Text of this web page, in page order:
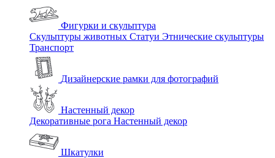
Фигурки и скульптура
Скульптуры животных Статуи Этнические скульптуры
Транспорт
Дизайнерские рамки для фотографий
Настенный декор
Декоративные рога Настенный декор
Шкатулки